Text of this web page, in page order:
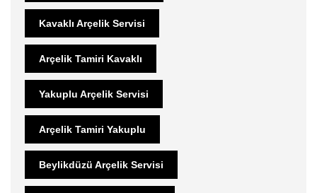
Kavaklı Arçelik Servisi
Arçelik Tamiri Kavaklı
Yakuplu Arçelik Servisi
Arçelik Tamiri Yakuplu
Beylikdüzü Arçelik Servisi